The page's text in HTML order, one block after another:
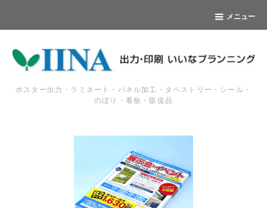
メニュー
ポスター出力・ラミネート・パネル加工・タペストリー・シール・
のぼり・看板・販促品